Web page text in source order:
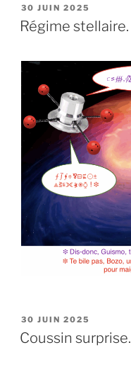
PUBLIÉ
LE
30 JUIN 2025
Régime stellaire.
PUBLIÉ
LE
30 JUIN 2025
Coussin surprise.